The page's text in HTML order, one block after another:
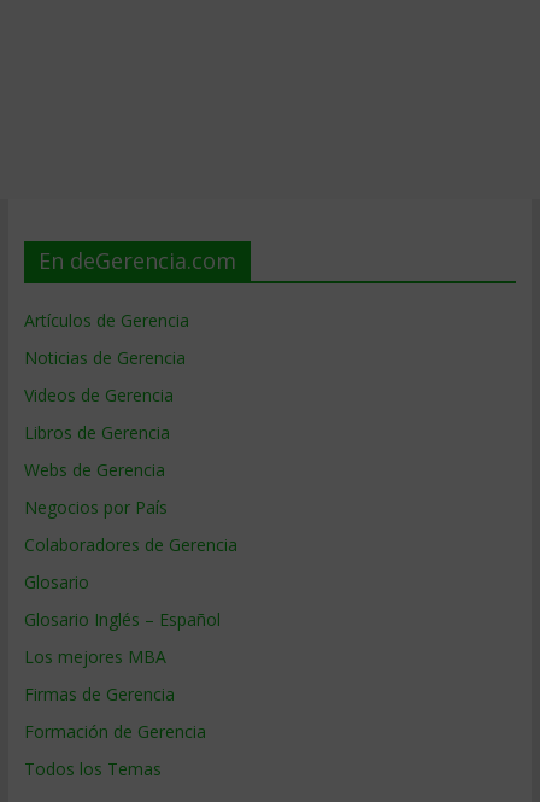
En deGerencia.com
Artículos de Gerencia
Noticias de Gerencia
Videos de Gerencia
Libros de Gerencia
Webs de Gerencia
Negocios por País
Colaboradores de Gerencia
Glosario
Glosario Inglés – Español
Los mejores MBA
Firmas de Gerencia
Formación de Gerencia
Todos los Temas